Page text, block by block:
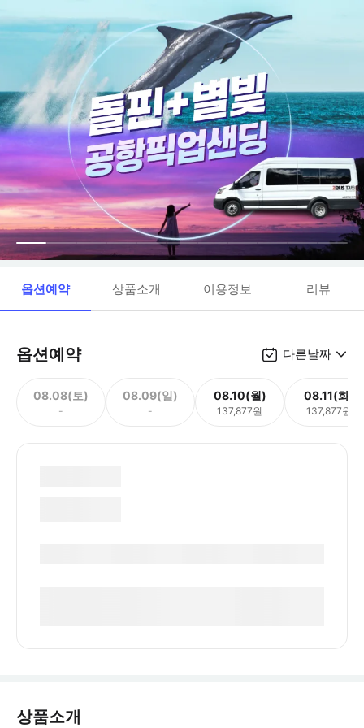
옵션예약 상품소개 이용정보 리뷰
옵션예약 다른날짜
08.08(토)
-
08.09(일)
-
08.10(월)
137,877원
08.11(화)
137,877원
상품소개